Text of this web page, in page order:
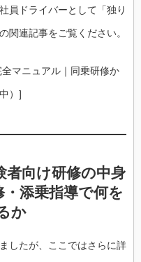
員ドライバーとして「独り
関連記事をご覧ください。
マニュアル｜同乗研修か
）]
者向け研修の中身
・添乗指導で何を
か
したが、ここではさらに詳